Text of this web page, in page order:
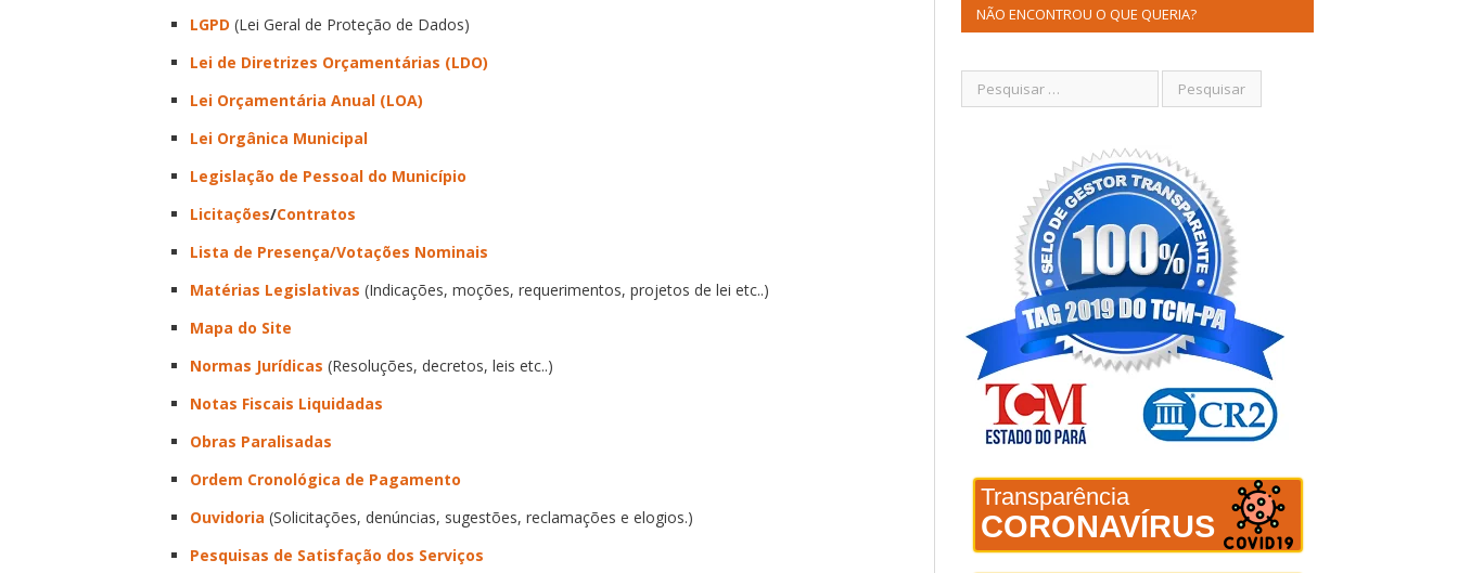
LGPD (Lei Geral de Proteção de Dados)
Lei de Diretrizes Orçamentárias (LDO)
Lei Orçamentária Anual (LOA)
Lei Orgânica Municipal
Legislação de Pessoal do Município
Licitações/Contratos
Lista de Presença/Votações Nominais
Matérias Legislativas (Indicações, moções, requerimentos, projetos de lei etc..)
Mapa do Site
Normas Jurídicas (Resoluções, decretos, leis etc..)
Notas Fiscais Liquidadas
Obras Paralisadas
Ordem Cronológica de Pagamento
Ouvidoria (Solicitações, denúncias, sugestões, reclamações e elogios.)
Pesquisas de Satisfação dos Serviços
NÃO ENCONTROU O QUE QUERIA?
Transparência
CORONAVÍRUS